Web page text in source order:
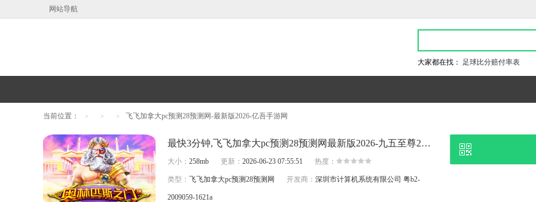
网站导航
大家都在找： 足球比分赔付率表
当前位置： > > > 飞飞加拿大pc预测28预测网-最新版2026-亿吾手游网
最快3分钟,飞飞加拿大pc预测28预测网最新版2026-九五至尊2电子游戏官网
大小：258mb 更新：2026-06-23 07:55:51 热度：
类型：飞飞加拿大pc预测28预测网 开发商：深圳市计算机系统有限公司粤b2-
2009059-1621a